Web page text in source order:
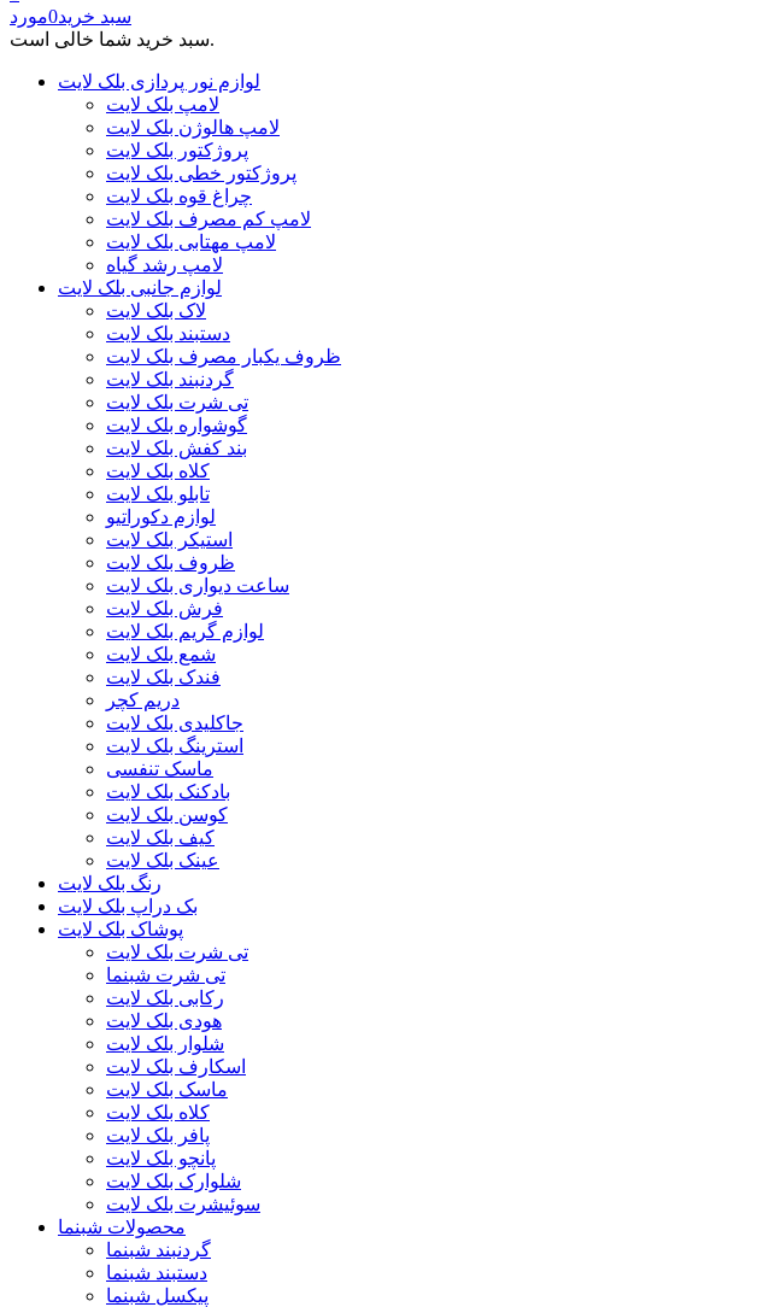
سبد خرید0مورد
سبد خرید شما خالی است.
لوازم نور پردازی بلک لایت
لامپ بلک لایت
لامپ هالوژن بلک لایت
پروژکتور بلک لایت
پروژکتور خطی بلک لایت
چراغ قوه بلک لایت
لامپ کم مصرف بلک لایت
لامپ مهتابی بلک لایت
لامپ رشد گیاه
لوازم جانبی بلک لایت
لاک بلک لایت
دستبند بلک لایت
ظروف یکبار مصرف بلک لایت
گردنبند بلک لایت
تی شرت بلک لایت
گوشواره بلک لایت
بند کفش بلک لایت
کلاه بلک لایت
تابلو بلک لایت
لوازم دکوراتیو
استیکر بلک لایت
ظروف بلک لایت
ساعت دیواری بلک لایت
فرش بلک لایت
لوازم گریم بلک لایت
شمع بلک لایت
فندک بلک لایت
دریم کچر
جاکلیدی بلک لایت
استرینگ بلک لایت
ماسک تنفسی
بادکنک بلک لایت
کوسن بلک لایت
کیف بلک لایت
عینک بلک لایت
رنگ بلک لایت
بک دراپ بلک لایت
پوشاک بلک لایت
تی شرت بلک لایت
تی شرت شبنما
رکابی بلک لایت
هودی بلک لایت
شلوار بلک لایت
اسکارف بلک لایت
ماسک بلک لایت
کلاه بلک لایت
پافر بلک لایت
پانچو بلک لایت
شلوارک بلک لایت
سوئیشرت بلک لایت
محصولات شبنما
گردنبند شبنما
دستبند شبنما
پیکسل شبنما